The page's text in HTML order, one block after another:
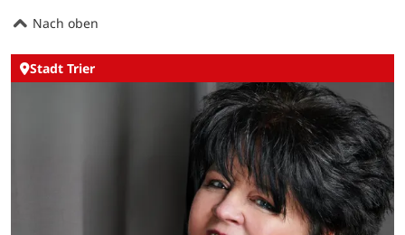
Nach oben
Stadt Trier